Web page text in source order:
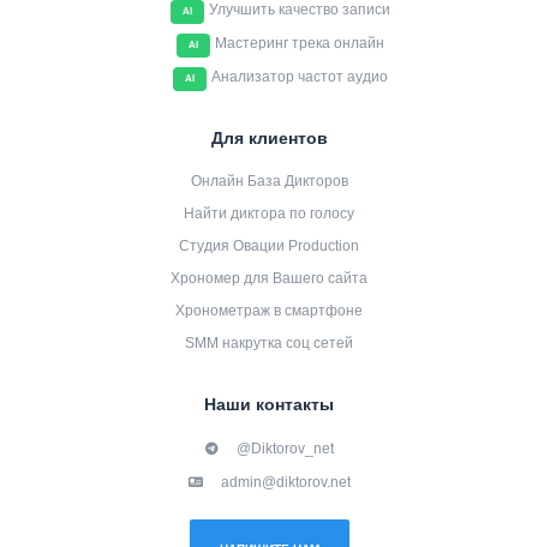
AI Улучшить качество записи
AI Мастеринг трека онлайн
AI Анализатор частот аудио
Для клиентов
Онлайн База Дикторов
Найти диктора по голосу
Студия Овации Production
Хрономер для Вашего сайта
Хронометраж в смартфоне
SMM накрутка соц сетей
Наши контакты
@Diktorov_net
admin@diktorov.net